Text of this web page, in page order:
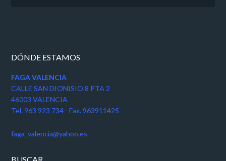
DÓNDE ESTAMOS
FAGA VALENCIA
CALLE SAN DIONISIO 8 PTA 2
46003 VALENCIA
Tel. 963 923 734 - Fax. 963911425
faga_valencia@yahoo.es